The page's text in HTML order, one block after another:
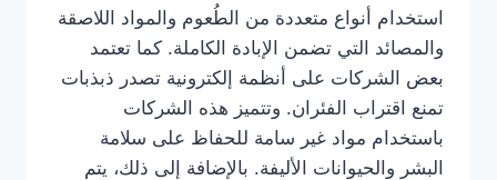
استخدام أنواع متعددة من الطُعوم والمواد اللاصقة
والمصائد التي تضمن الإبادة الكاملة. كما تعتمد
بعض الشركات على أنظمة إلكترونية تصدر ذبذبات
تمنع اقتراب الفئران. وتتميز هذه الشركات
باستخدام مواد غير سامة للحفاظ على سلامة
البشر والحيوانات الأليفة. بالإضافة إلى ذلك، يتم